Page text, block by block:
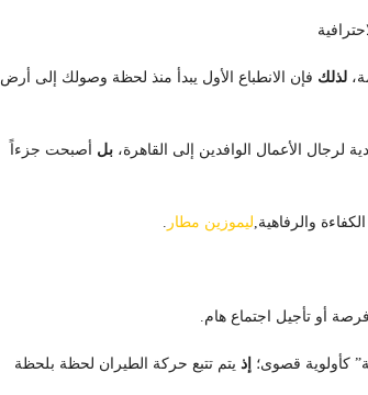
لذلك فإن الانطباع الأول يبدأ منذ لحظة وصولك إلى أرض
لرجال الأعمال الوافدين إلى القاهرة، بل أصبحت جزءاً
والرفاهية, ليموزين مطار
أو تأجيل اجتماع هام.
كأولوية قصوى؛ إذ يتم تتبع حركة الطيران لحظة بلحظة